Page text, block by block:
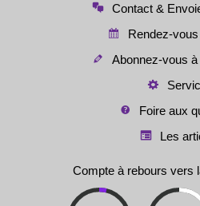
Contact &
Rendez-
Abonnez-vous
Foire aux
Les
Compte à rebours vers